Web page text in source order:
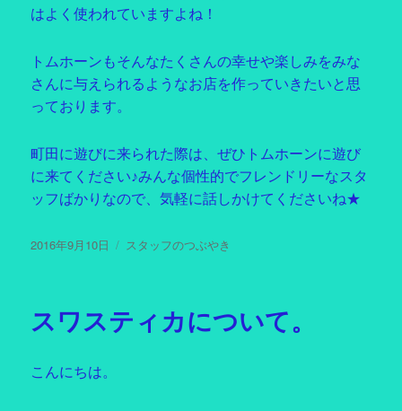
はよく使われていますよね！
トムホーンもそんなたくさんの幸せや楽しみをみな
さんに与えられるようなお店を作っていきたいと思
っております。
町田に遊びに来られた際は、ぜひトムホーンに遊び
に来てください♪みんな個性的でフレンドリーなスタ
ッフばかりなので、気軽に話しかけてくださいね★
投
2016年9月10日
カ
ー
スタッフのつぶやき
スワスティカについて。
こんにちは。